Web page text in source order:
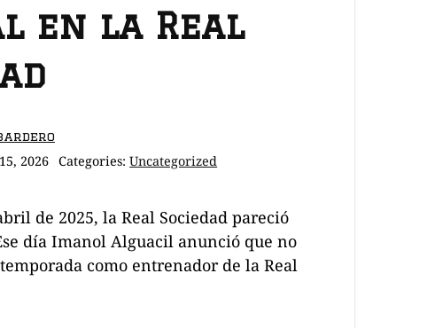
en la Real
2026 Categories:Uncategorized
de 2025, la Real Sociedad pareció
día Imanol Alguacil anunció que no
como entrenador de la Real